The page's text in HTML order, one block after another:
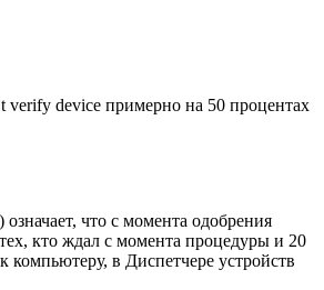
verify device примерно на 50 процентах
что с момента одобрения
кто ждал с момента процедуры и 20
компьютеру, в Диспетчере устройств